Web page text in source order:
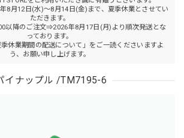
8月12日(水)～8月14日(金)まで、夏季休業とさせてい
ただきます。
以降のご注文⇒2026年8月17日(月)より順次発送とな
っております。
休業期間の配送について」をご一読くださいますよ
う、お願い申し上げます。
イナップル /TM7195-6